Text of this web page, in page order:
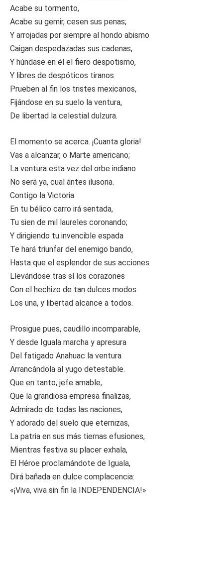
Acabe su tormento,
Acabe su gemir, cesen sus penas;
Y arrojadas por siempre al hondo abismo
Caigan despedazadas sus cadenas,
Y húndase en él el fiero despotismo,
Y libres de despóticos tiranos
Prueben al fin los tristes mexicanos,
Fijándose en su suelo la ventura,
De libertad la celestial dulzura.
El momento se acerca. ¡Cuanta gloria!
Vas a alcanzar, o Marte americano;
La ventura esta vez del orbe indiano
No será ya, cual ántes ilusoria.
Contigo la Victoria
En tu bélico carro irá sentada,
Tu sien de mil laureles coronando;
Y dirigiendo tu invencible espada
Te hará triunfar del enemigo bando,
Hasta que el esplendor de sus acciones
Llevándose tras sí los corazones
Con el hechizo de tan dulces modos
Los una, y libertad alcance a todos.
Prosigue pues, caudillo incomparable,
Y desde Iguala marcha y apresura
Del fatigado Anahuac la ventura
Arrancándola al yugo detestable.
Que en tanto, jefe amable,
Que la grandiosa empresa finalizas,
Admirado de todas las naciones,
Y adorado del suelo que eternizas,
La patria en sus más tiernas efusiones,
Mientras festiva su placer exhala,
El Héroe proclamándote de Iguala,
Dirá bañada en dulce complacencia:
«¡Viva, viva sin fin la INDEPENDENCIA!»